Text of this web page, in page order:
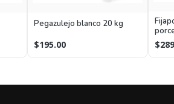
Pegazulejo blanco 20 kg
$195.00